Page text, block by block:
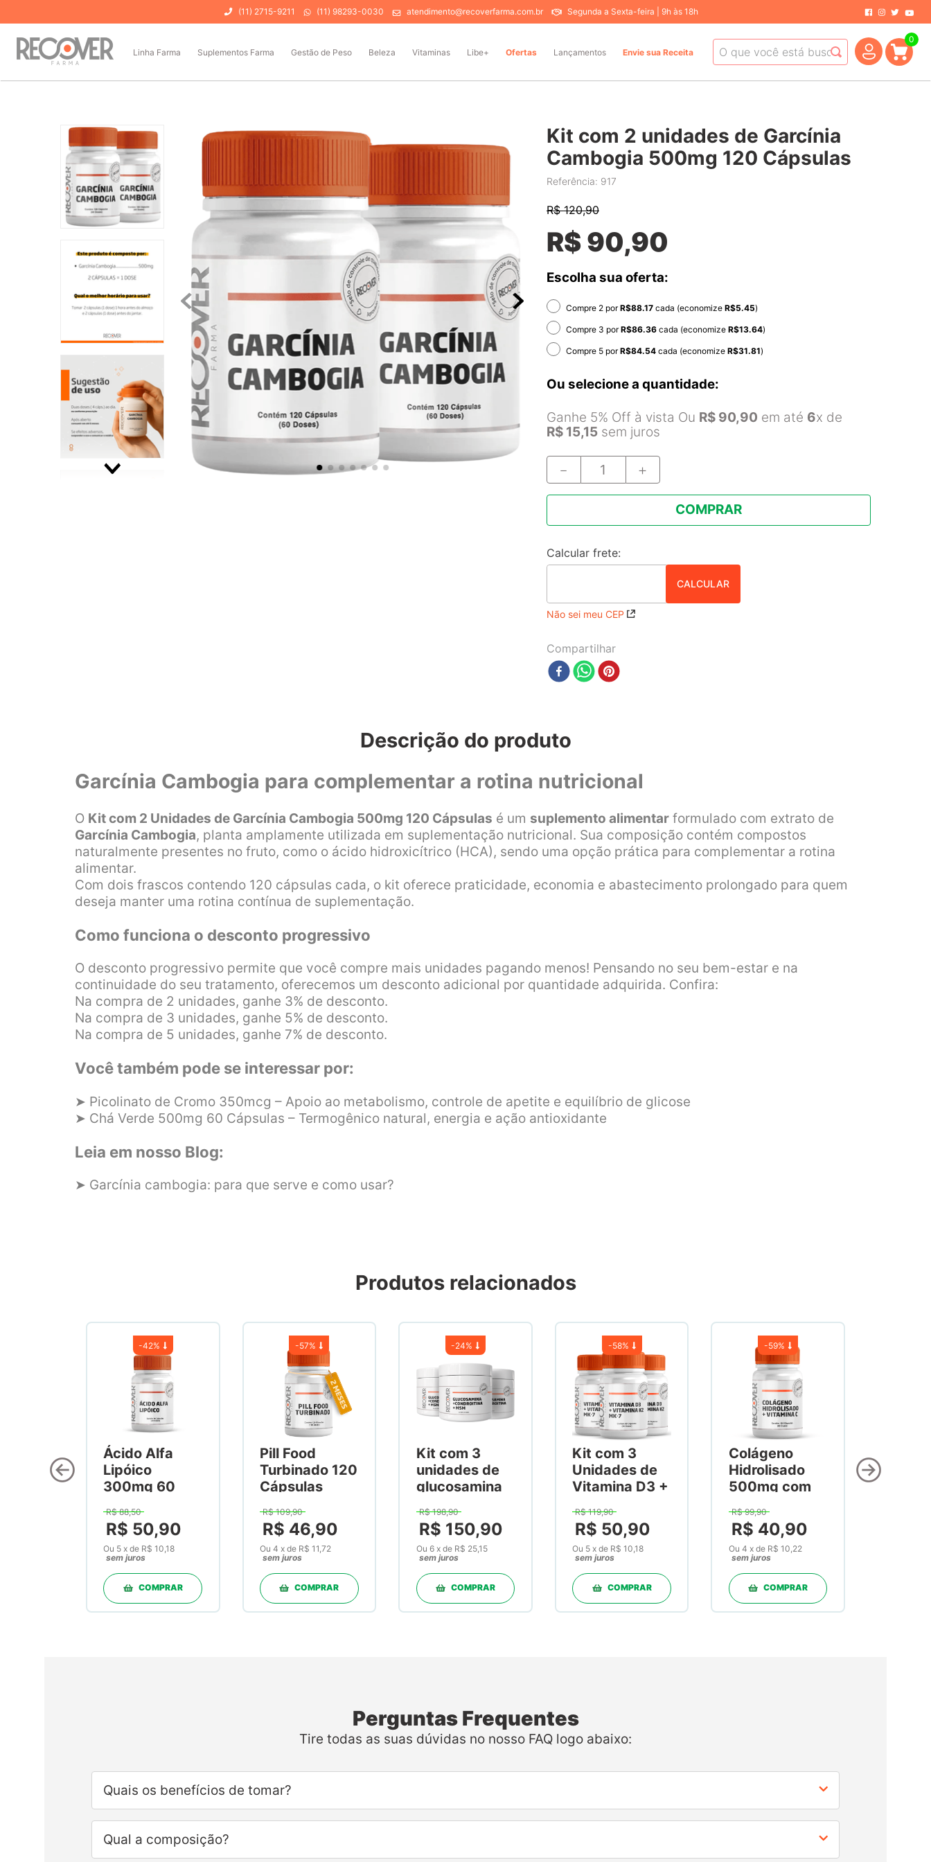
(11) 2715-9211 (11) 98293-0030 atendimento@recoverfarma.com.br Segunda a Sexta-feira | 9h às 18h
Linha Farma Suplementos Farma Gestão de Peso Beleza Vitaminas Libe+ Ofertas Lançamentos Envie sua Receita
O que você está buscando hoje? 0
Kit com 2 unidades de Garcínia
Cambogia 500mg 120 Cápsulas
Referência: 917
R$120,90
R$90,90
Escolha sua oferta:
Compre 2 porR$88.17cada (economize R$5.45)
Compre 3 porR$86.36cada (economize R$13.64)
Compre 5 porR$84.54cada (economize R$31.81)
Ou selecione a quantidade:
Ganhe 5% Off à vista Ou R$ 90,90 em até 6x de
R$ 15,15sem juros
＋
－
COMPRAR
Não sei meu CEP
Compartilhar
Descrição do produto
Garcínia Cambogia para complementar a rotina nutricional
O Kit com 2 Unidades de Garcínia Cambogia 500mg 120 Cápsulas é um suplemento alimentar formulado com extrato de
Garcínia Cambogia, planta amplamente utilizada em suplementação nutricional. Sua composição contém compostos
naturalmente presentes no fruto, como o ácido hidroxicítrico (HCA), sendo uma opção prática para complementar a rotina
alimentar.
Com dois frascos contendo 120 cápsulas cada, o kit oferece praticidade, economia e abastecimento prolongado para quem
deseja manter uma rotina contínua de suplementação.
Como funciona o desconto progressivo
O desconto progressivo permite que você compre mais unidades pagando menos! Pensando no seu bem-estar e na
continuidade do seu tratamento, oferecemos um desconto adicional por quantidade adquirida. Confira:
Na compra de 2 unidades, ganhe 3% de desconto.
Na compra de 3 unidades, ganhe 5% de desconto.
Na compra de 5 unidades, ganhe 7% de desconto.
Você também pode se interessar por:
➤ Picolinato de Cromo 350mcg – Apoio ao metabolismo, controle de apetite e equilíbrio de glicose
➤ Chá Verde 500mg 60 Cápsulas – Termogênico natural, energia e ação antioxidante
Leia em nosso Blog:
➤ Garcínia cambogia: para que serve e como usar?
Produtos relacionados
-42%
Ácido Alfa
Lipóico
300mg 60
R$ 88,50
R$ 50,90
Ou 5 x de R$ 10,18
sem juros
COMPRAR
-57%
Pill Food
Turbinado 120
Cápsulas
R$ 109,90
R$ 46,90
Ou4 x de R$ 11,72
sem juros
COMPRAR
-24%
Kit com 3
unidades de
glucosamina
condroitina
1200mg +
msm 600mg
30 Doses em
Pó
R$ 198,90
R$ 150,90
Ou 6 xde R$ 25,15
sem juros
COMPRAR
-58%
Kit com 3
Unidades de
Vitamina D3 +
Mk-7 60
Cápsulas
R$ 119,90
R$ 50,90
Ou 5 x de R$ 10,18
sem juros
COMPRAR
-59%
Colágeno
Hidrolisado
500mg com
300mg 120
Cápsulas
R$ 99,90
R$ 40,90
Ou 4 xde R$ 10,22
sem juros
COMPRAR
Perguntas Frequentes
Tire todas as suas dúvidas no nosso FAQ logo abaixo:
Quais os benefícios de tomar?
Qual a composição?